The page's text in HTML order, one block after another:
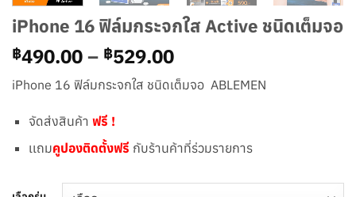
iPhone 16 ฟิล์มกระจกใส Active ชนิดเต็มจอ
฿490.00– ฿529.00Price
range:
฿490.00
iPhone 16 ฟิล์มกระจกใส ชนิดเต็มจอ ABLEMEN
จัดส่งสินค้า ฟรี !
เเถมคูปองติดตั้งฟรี กับร้านค้าที่ร่วมรายการ